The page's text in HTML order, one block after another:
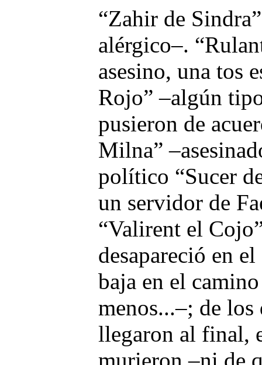
“Zahir de
alérgico–.
asesino, una tos
Rojo” –algún
pusieron de
Milna”
político “Sucer
un servidor de
“Valirent el
desapareció en
baja en el
menos...–; de los
llegaron al final,